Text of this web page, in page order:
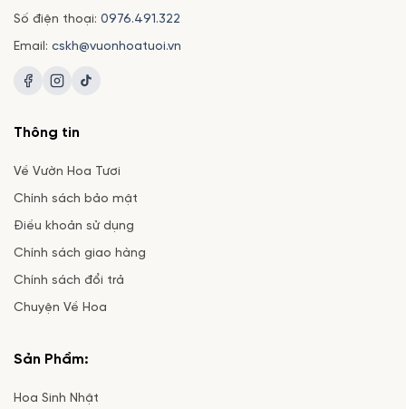
Số điện thoại: 0976.491.322
Email: cskh@vuonhoatuoi.vn
Thông tin
Về Vườn Hoa Tươi
Chính sách bảo mật
Điều khoản sử dụng
Chính sách giao hàng
Chính sách đổi trả
Chuyện Về Hoa
Sản Phẩm:
Hoa Sinh Nhật